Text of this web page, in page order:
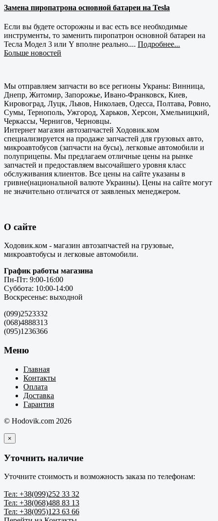
Замена пиропатрона основной батареи на Tesla
Если вы будете осторожны и вас есть все необходимые
инструменты, то заменить пиропатрон основной батареи на
Тесла Модел 3 или Y вполне реально.... Подробнее...
Больше новостей
Мы отправляем запчасти во все регионы Украны: Винница,
Днепр, Житомир, Запорожье, Ивано-Франковск, Киев,
Кировоград, Луцк, Львов, Николаев, Одесса, Полтава, Ровно,
Сумы, Тернополь, Ужгород, Харьков, Херсон, Хмельницкий,
Черкассы, Чернигов, Черновцы.
Интернет магазин автозапчастей Ходовик.ком
специализируется на продаже запчастей для грузовых авто,
микроавтобусов (запчасти на бусы), легковые автомобили и
полуприцепы. Мы предлагаем отличные цены на рынке
запчастей и предоставляем высочайшего уровня класс
обслуживания клиентов. Все цены на сайте указаны в
гривне(национальной валюте Украины). Цены на сайте могут
не значительно отличатся от заявленых менеджером.
О сайте
Ходовик.ком - магазин автозапчастей на грузовые,
микроавтобусы и легковые автомобили.
График работы магазина
Пн-Пт: 9:00-16:00
Суббота: 10:00-14:00
Воскресенье: выходной
(099)2523332
(068)4888313
(095)1236366
Меню
Главная
Контакты
Оплата
Доставка
Гарантия
© Hodovik.com 2026
×
Уточнить наличие
Уточните стоимость и возможность заказа по телефонам:
Тел: +38(099)252 33 32
Тел: +38(068)488 83 13
Тел: +38(095)123 63 66